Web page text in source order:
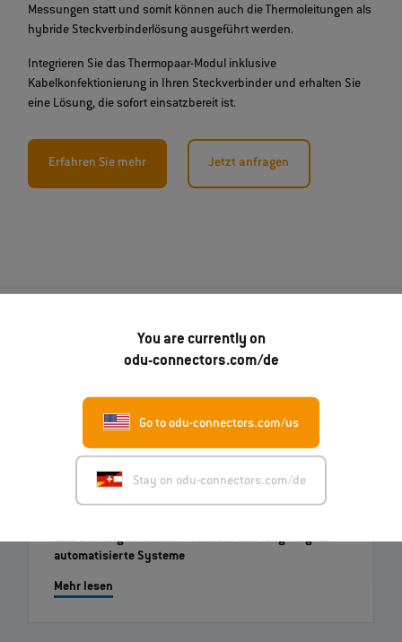
You are currently on
odu-connectors.com/de
Go to odu-connectors.com/us
Stay on odu-connectors.com/de
Messungen statt und somit können auch die Thermoleitungen als
hybride Steckverbinderlösung ausgeführt werden.
Integrieren Sie das Thermopaar-Modul inklusive
Kabelkonfektionierung in Ihren Steckverbinder und erhalten Sie
eine Lösung, die sofort einsatzbereit ist.
Erfahren Sie mehr Jetzt anfragen
ODU-MAC® RAPID: Neue Gehäusevariante in Metall
Mehr lesen
ODU Docking Solutions – Flexibel und langlebig für
automatisierte Systeme
Mehr lesen